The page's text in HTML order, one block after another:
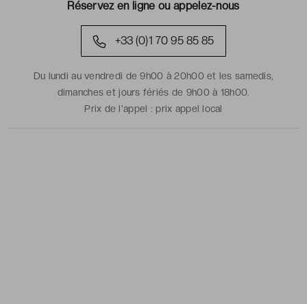
Réservez en ligne ou appelez-nous
+33 (0)1 70 95 85 85
Du lundi au vendredi de 9h00 à 20h00 et les samedis,
dimanches et jours fériés de 9h00 à 18h00.
Prix de l'appel :prix appel local